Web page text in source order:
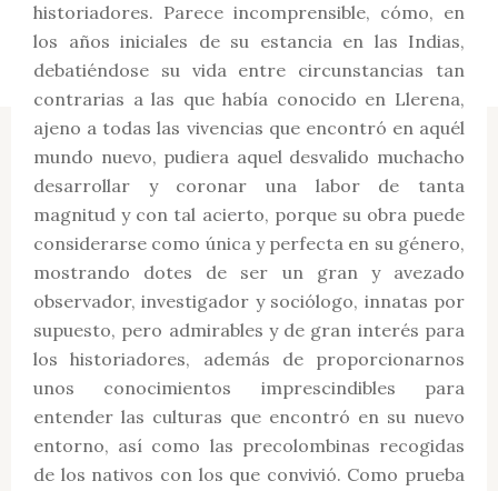
historiadores. Parece incomprensible, cómo, en
los años iniciales de su estancia en las Indias,
debatiéndose su vida entre circunstancias tan
contrarias a las que había conocido en Llerena,
ajeno a todas las vivencias que encontró en aquél
mundo nuevo, pudiera aquel desvalido muchacho
desarrollar y coronar una labor de tanta
magnitud y con tal acierto, porque su obra puede
considerarse como única y perfecta en su género,
mostrando dotes de ser un gran y avezado
observador, investigador y sociólogo, innatas por
supuesto, pero admirables y de gran interés para
los historiadores, además de proporcionarnos
unos conocimientos imprescindibles para
entender las culturas que encontró en su nuevo
entorno, así como las precolombinas recogidas
de los nativos con los que convivió. Como prueba